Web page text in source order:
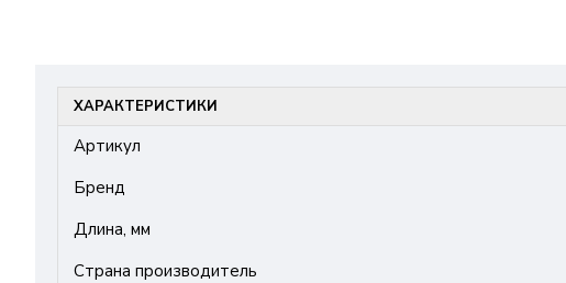
ХАРАКТЕРИСТИКИ
Артикул
Бренд
Длина, мм
Страна производитель